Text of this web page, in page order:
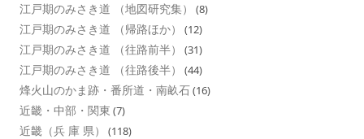
江戸期のみさき道 （地図研究集） (8)
江戸期のみさき道 （帰路ほか） (12)
江戸期のみさき道 （往路前半） (31)
江戸期のみさき道 （往路後半） (44)
烽火山のかま跡・番所道・南畝石(16)
近畿・中部・関東 (7)
近畿（兵 庫 県） (118)